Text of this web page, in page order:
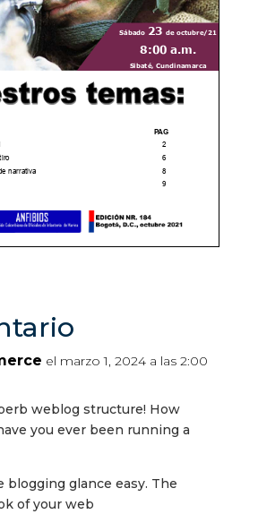
el marzo 1, 2024 a las 2:00
weblog structure! How
you ever been running a
blogging glance easy. The
of your web